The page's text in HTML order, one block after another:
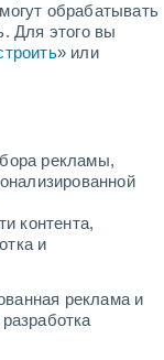
обрабатывать
Для этого вы
» или
рекламы,
контента,
и
реклама и
|ECMWF